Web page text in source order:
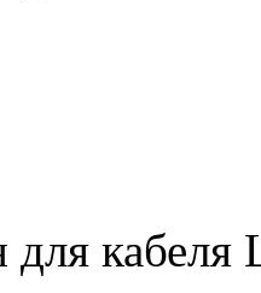
для кабеля